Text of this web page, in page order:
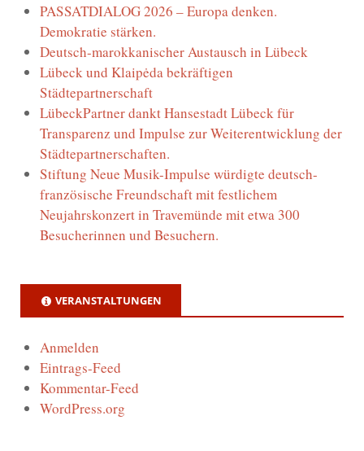
PASSATDIALOG 2026 – Europa denken.
Demokratie stärken.
Deutsch-marokkanischer Austausch in Lübeck
Lübeck und Klaipėda bekräftigen
Städtepartnerschaft
LübeckPartner dankt Hansestadt Lübeck für
Transparenz und Impulse zur Weiterentwicklung der
Städtepartnerschaften.
Stiftung Neue Musik-Impulse würdigte deutsch-
französische Freundschaft mit festlichem
Neujahrskonzert in Travemünde mit etwa 300
Besucherinnen und Besuchern.
VERANSTALTUNGEN
Anmelden
Eintrags-Feed
Kommentar-Feed
WordPress.org